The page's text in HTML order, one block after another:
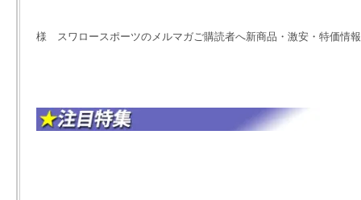
様 スワロースポーツのメルマガご購読者へ新商品・激安・特価情